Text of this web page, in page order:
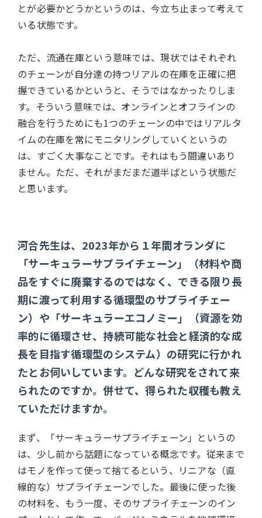
とが必要かどうかというのは、今立ち止まって考えて
いる状態です。
ただ、流通在庫という意味では、現状ではそれぞれ
のチェーンが自分達の持つリアルの在庫を正確に把
握できているかというと、そうではなかったりしま
す。そういう意味では、オンラインとオフラインの
融合を行うためにも1つのチェーンの中ではリアルタ
イムの在庫を常にモニタリングしていくというの
は、すごく大事なことです。それはもう間違いあり
ません。ただ、それがまだまだ道半ばという状態だ
と思います。
河合先生は、2023年から１年間オランダに
「サーキュラーサプライチェーン」（材料や商
品をすぐに廃棄するのではなく、できる限り長
期に渡って利用する循環型のサプライチェー
ン）や「サーキュラーエコノミー」（資源を効
率的に循環させ、持続可能な社会と経済的な成
長を目指す循環型のシステム）の研究に行かれ
たとお伺いしています。どんな研究をされて来
られたのですか。併せて、得られた収穫も教え
ていただけますか。
まず、「サーキュラーサプライチェーン」というの
は、少し前から話題になっている概念です。従来まで
はモノを作って使って捨てるという、リニアな（直
線的な）サプライチェーンでした。最後に使った後
の材料を、もう一度、そのサプライチェーンのイン